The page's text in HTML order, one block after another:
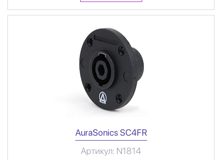
AuraSonics SC4FR
Артикул: N1814